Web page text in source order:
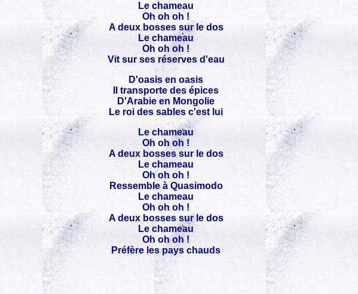
Le chameau
Oh oh oh !
A deux bosses sur le dos
Le chameau
Oh oh oh !
Vit sur ses réserves d'eau
D'oasis en oasis
Il transporte des épices
D'Arabie en Mongolie
Le roi des sables c'est lui
Le chameau
Oh oh oh !
A deux bosses sur le dos
Le chameau
Oh oh oh !
Ressemble à Quasimodo
Le chameau
Oh oh oh !
A deux bosses sur le dos
Le chameau
Oh oh oh !
Préfère les pays chauds